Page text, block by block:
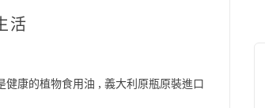
活
康的植物食用油 , 義大利原瓶原裝進口